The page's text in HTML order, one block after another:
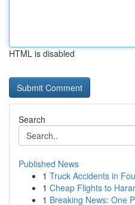
HTML is disabled
Search
Published News
1 Truck Accidents in
1 Cheap Flights to
1 Breaking News: One